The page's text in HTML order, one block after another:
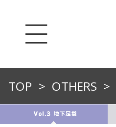
TOP > OTHERS >